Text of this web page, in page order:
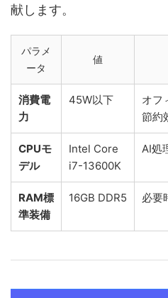
献します。
パラメ
ータ
値
消費電
力
45W以下
オフ
節約
CPUモ
デル
Intel Core
i7-13600K
AI処
RAM標
準装備
16GB DDR5 必要